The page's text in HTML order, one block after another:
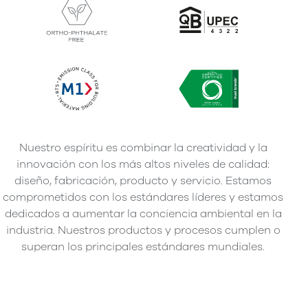
Nuestro espíritu es combinar la creatividad y la
innovación con los más altos niveles de calidad:
diseño, fabricación, producto y servicio. Estamos
comprometidos con los estándares líderes y estamos
dedicados a aumentar la conciencia ambiental en la
industria. Nuestros productos y procesos cumplen o
superan los principales estándares mundiales.